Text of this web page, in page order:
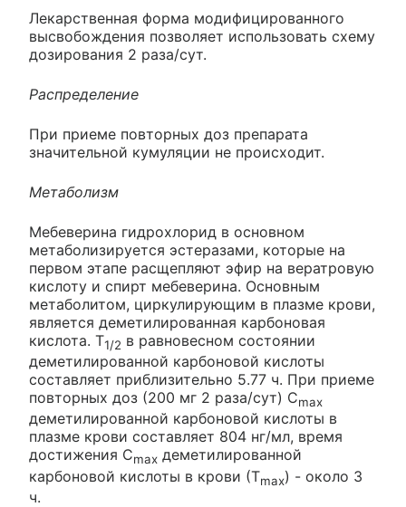
Лекарственная форма модифицированного
высвобождения позволяет использовать схему
дозирования 2 раза/сут.
Распределение
При приеме повторных доз препарата
значительной кумуляции не происходит.
Метаболизм
Мебеверина гидрохлорид в основном
метаболизируется эстеразами, которые на
первом этапе расщепляют эфир на вератровую
кислоту и спирт мебеверина. Основным
метаболитом, циркулирующим в плазме крови,
является деметилированная карбоновая
кислота. T1/2 в равновесном состоянии
деметилированной карбоновой кислоты
составляет приблизительно 5.77 ч. При приеме
повторных доз (200 мг 2 раза/сут) Cmax
деметилированной карбоновой кислоты в
плазме крови составляет 804 нг/мл, время
достижения Cmax деметилированной
карбоновой кислоты в крови (Тmax) - около 3
ч.